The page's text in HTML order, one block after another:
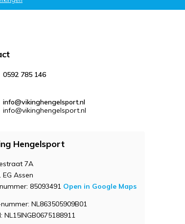
0592 785 146
info@vikinghengelsport.nl
info@vikinghengelsport.nl
Hengelsport
7A
EG Assen
85093491 Open in Google Maps
NL863505909B01
NL15INGB0675188911